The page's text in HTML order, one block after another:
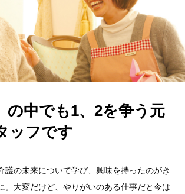
の中でも1、2を争う元
ッフです
護の未来について学び、興味を持ったのがき
。大変だけど、やりがいのある仕事だと今は